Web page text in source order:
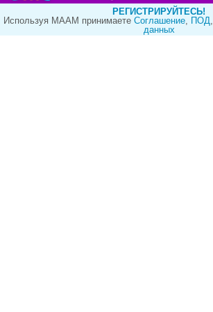
РЕГИСТРИРУЙТЕСЬ!
Используя МААМ принимаете Cоглашение, ПОД,
данных